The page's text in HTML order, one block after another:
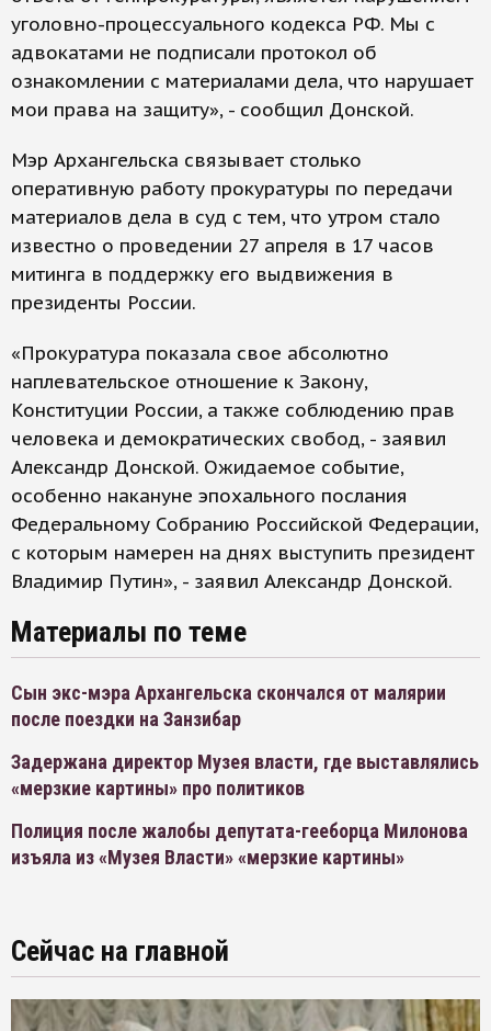
уголовно-процессуального кодекса РФ. Мы с
адвокатами не подписали протокол об
ознакомлении с материалами дела, что нарушает
мои права на защиту», - сообщил Донской.
Мэр Архангельска связывает столько
оперативную работу прокуратуры по передачи
материалов дела в суд с тем, что утром стало
известно о проведении 27 апреля в 17 часов
митинга в поддержку его выдвижения в
президенты России.
«Прокуратура показала свое абсолютно
наплевательское отношение к Закону,
Конституции России, а также соблюдению прав
человека и демократических свобод, - заявил
Александр Донской. Ожидаемое событие,
особенно накануне эпохального послания
Федеральному Собранию Российской Федерации,
с которым намерен на днях выступить президент
Владимир Путин», - заявил Александр Донской.
Материалы по теме
Сын экс-мэра Архангельска скончался от малярии
после поездки на Занзибар
Задержана директор Музея власти, где выставлялись
«мерзкие картины» про политиков
Полиция после жалобы депутата-гееборца Милонова
изъяла из «Музея Власти» «мерзкие картины»
Сейчас на главной